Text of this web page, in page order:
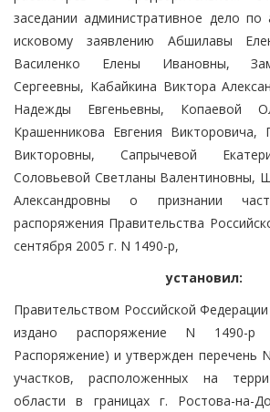
заседании административное дело по
исковому заявлению Абшилавы
Василенко Елены Ивановны,
Сергеевны, Кабайкина Виктора
Надежды Евгеньевны, Копаевой
Крашенникова Евгения Викторовича,
Викторовны, Сапрычевой
Соловьевой Светланы Валентиновны,
Александровны о признании
распоряжения Правительства
сентября 2005 г. N 1490-р,
установил:
Правительством Российской
издано распоряжение N 1490-
Распоряжение) и утвержден перечень
участков, расположенных на
области в границах г. Ростова-на-